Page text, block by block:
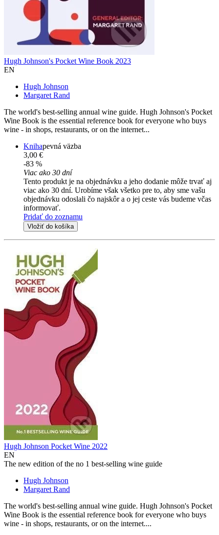
Hugh Johnson's Pocket Wine Book 2023
EN
Hugh Johnson
Margaret Rand
The world's best-selling annual wine guide. Hugh Johnson's Pocket
Wine Book is the essential reference book for everyone who buys
wine - in shops, restaurants, or on the internet...
Knihapevná väzba
3,00 €
-83 %
Viac ako 30 dní
Tento produkt je na objednávku a jeho dodanie môže trvať aj
viac ako 30 dní. Urobíme však všetko pre to, aby sme vašu
objednávku odoslali čo najskôr a o jej ceste vás budeme včas
informovať.
Pridať do zoznamu
Vložiť do košíka
Hugh Johnson Pocket Wine 2022
EN
The new edition of the no 1 best-selling wine guide
Hugh Johnson
Margaret Rand
The world's best-selling annual wine guide. Hugh Johnson's Pocket
Wine Book is the essential reference book for everyone who buys
wine - in shops, restaurants, or on the internet....